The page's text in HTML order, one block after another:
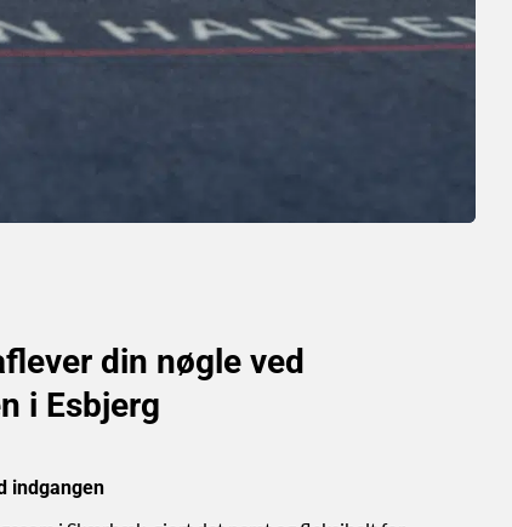
din nøgle ved
i Esbjerg
indgangen